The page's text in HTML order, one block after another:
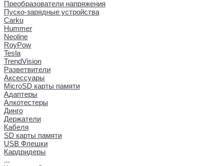
Преобразователи напряжения
Пуско-зарядные устройства
Carku
Hummer
Neoline
RoyPow
Tesla
TrendVision
Разветвители
Аксессуары
MicroSD карты памяти
Адаптеры
Алкотестеры
Динго
Держатели
Кабеля
SD карты памяти
USB Флешки
Кардридеры
...